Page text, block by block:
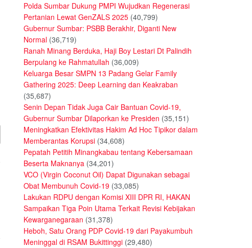
Polda Sumbar Dukung PMPI Wujudkan Regenerasi
Pertanian Lewat GenZALS 2025 (40,799)
Gubernur Sumbar: PSBB Berakhir, Diganti New
Normal (36,719)
Ranah Minang Berduka, Haji Boy Lestari Dt Palindih
Berpulang ke Rahmatullah (36,009)
Keluarga Besar SMPN 13 Padang Gelar Family
Gathering 2025: Deep Learning dan Keakraban
(35,687)
Senin Depan Tidak Juga Cair Bantuan Covid-19,
Gubernur Sumbar Dilaporkan ke Presiden (35,151)
Meningkatkan Efektivitas Hakim Ad Hoc Tipikor dalam
Memberantas Korupsi (34,608)
Pepatah Petitih Minangkabau tentang Kebersamaan
Beserta Maknanya (34,201)
VCO (Virgin Coconut Oil) Dapat Digunakan sebagai
Obat Membunuh Covid-19 (33,085)
Lakukan RDPU dengan Komisi XIII DPR RI, HAKAN
Sampaikan Tiga Poin Utama Terkait Revisi Kebijakan
Kewarganegaraan (31,378)
Heboh, Satu Orang PDP Covid-19 dari Payakumbuh
Meninggal di RSAM Bukittinggi (29,480)